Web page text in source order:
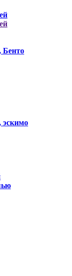
Бенто
эскимо